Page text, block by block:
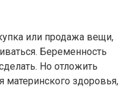
или продажа вещи,
Беременность
Но отложить
здоровья,